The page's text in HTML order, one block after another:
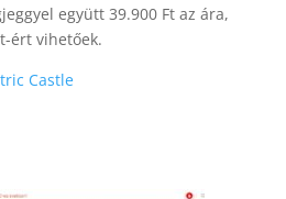
együtt 39.900 Ft az ára,
ért vihetőek.
Castle